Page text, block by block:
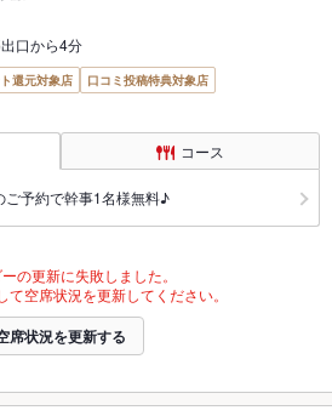
口から4分
還元対象店
口コミ投稿特典対象店
コース
ご予約で幹事1名様無料♪
の更新に失敗しました。
て空席状況を更新してください。
席状況を更新する